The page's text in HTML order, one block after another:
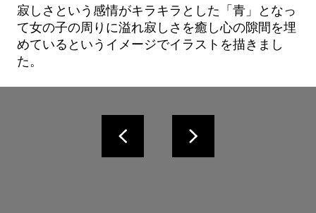
寂しさという感情がキラキラとした「青」となっ
て女の子の周りに溢れ寂しさを癒し心の隙間を埋
めているというイメージでイラストを描きまし
た。